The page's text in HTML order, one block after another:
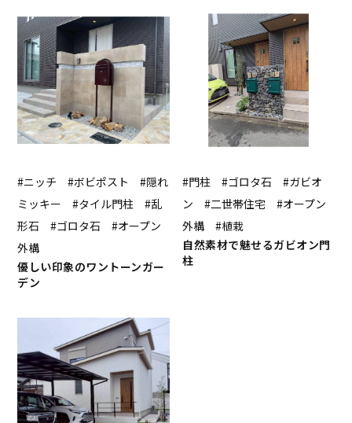
#ニッチ #ボビポスト #隠れ
ミッキー #タイル門柱 #乱
形石 #ゴロタ石 #オープン
外構
優しい印象のワントーンガー
デン
#門柱 #ゴロタ石 #ガビオ
ン #二世帯住宅 #オープン
外構 #植栽
自然素材で魅せるガビオン門
柱